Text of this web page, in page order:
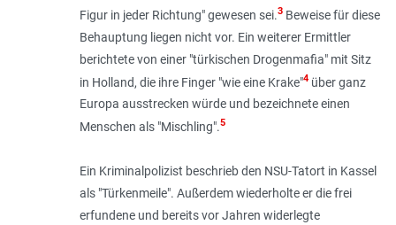
Figur in jeder Richtung" gewesen sei.3Beweise für diese
Behauptung liegen nicht vor. Ein weiterer Ermittler
berichtete von einer "türkischen Drogenmafia" mit Sitz
in Holland, die ihre Finger "wie eine Krake"4über ganz
Europa ausstrecken würde und bezeichnete einen
Menschen als "Mischling".5
Ein Kriminalpolizist beschrieb den NSU-Tatort in Kassel
als "Türkenmeile". Außerdem wiederholte er die frei
erfundene und bereits vor Jahren widerlegte